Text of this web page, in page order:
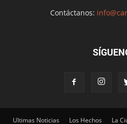
Contáctanos:
Ultimas Noticias Los Hechos La